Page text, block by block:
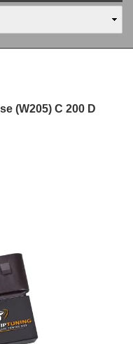
(W205) C 200 D